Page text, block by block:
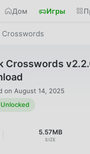
Дом Игры
Crosswords
Crosswords
on August 14, 2025
5.57MB
SIZE